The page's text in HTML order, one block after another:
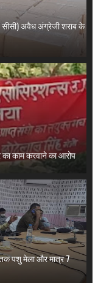
सीसी) अवैध अंग्रेजी शराब के
का काम करवाने का आरोप
पशु मेला और मात्र 7